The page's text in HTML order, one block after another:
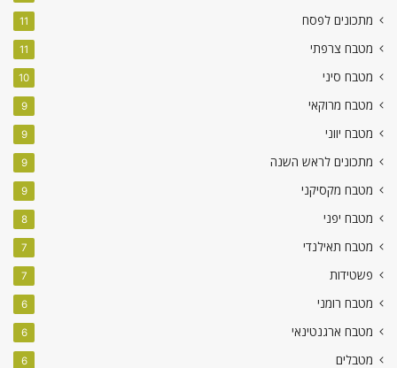
מתכונים לפסח 11
מטבח צרפתי 11
מטבח סיני 10
מטבח מרוקאי 9
מטבח יווני 9
מתכונים לראש השנה 9
מטבח מקסיקני 9
מטבח יפני 8
מטבח תאילנדי 7
פשטידות 7
מטבח רומני 6
מטבח ארגנטינאי 6
מטבלים 6